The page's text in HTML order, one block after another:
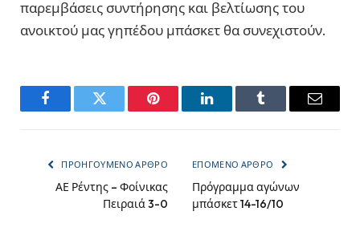
παρεμβάσεις συντήρησης και βελτίωσης του
ανοικτού μας γηπέδου μπάσκετ θα συνεχιστούν.
FacebookTwitter Pinterest LinkedInTumblr Email
ΠΡΟΗΓΟΎΜΕΝΟ ΆΡΘΡΟ
ΑΕ Ρέντης – Φοίνικας
Πειραιά 3-0
ΕΠΌΜΕΝΟ ΆΡΘΡΟ
Πρόγραμμα αγώνων
μπάσκετ 14-16/10